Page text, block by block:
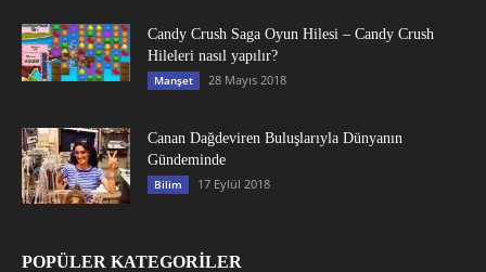
Candy Crush Saga Oyun Hilesi – Candy Crush
Hileleri nasıl yapılır?
Manşet 28 Mayıs 2018
Canan Dağdeviren Buluşlarıyla Dünyanın
Gündeminde
Bilim 17 Eylül 2018
POPÜLER KATEGORİLER